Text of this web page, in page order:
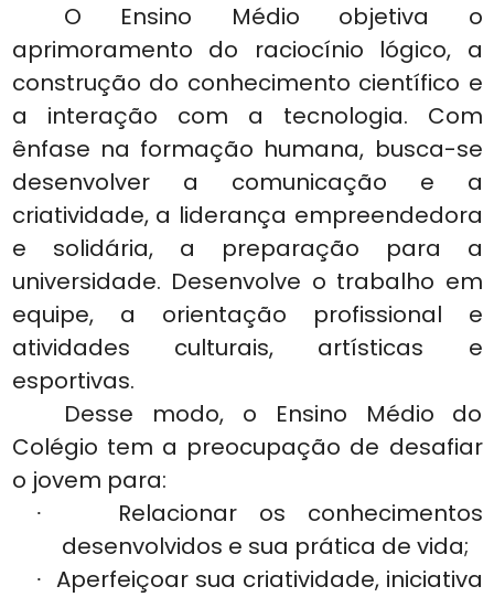
O Ensino Médio objetiva o
aprimoramento do raciocínio lógico, a
construção do conhecimento científico e
a interação com a tecnologia. Com
ênfase na formação humana, busca-se
desenvolver a comunicação e a
criatividade, a liderança empreendedora
e solidária, a preparação para a
universidade. Desenvolve o trabalho em
equipe, a orientação profissional e
atividades culturais, artísticas e
esportivas.
Desse modo, o Ensino Médio do
Colégio tem a preocupação de desafiar
o jovem para:
·
Relacionar os conhecimentos
desenvolvidos e sua prática de vida;
·
Aperfeiçoar sua criatividade, iniciativa